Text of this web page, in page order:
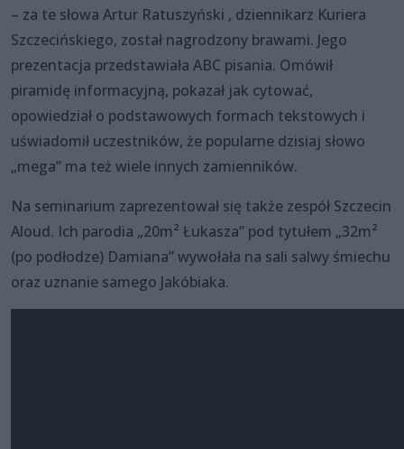
– za te słowa Artur Ratuszyński , dziennikarz Kuriera
Szczecińskiego, został nagrodzony brawami. Jego
prezentacja przedstawiała ABC pisania. Omówił
piramidę informacyjną, pokazał jak cytować,
opowiedział o podstawowych formach tekstowych i
uświadomił uczestników, że popularne dzisiaj słowo
„mega” ma też wiele innych zamienników.
Na seminarium zaprezentował się także zespół Szczecin
Aloud. Ich parodia „20m² Łukasza” pod tytułem „32m²
(po podłodze) Damiana” wywołała na sali salwy śmiechu
oraz uznanie samego Jakóbiaka.